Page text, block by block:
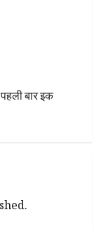
पहली बार इक